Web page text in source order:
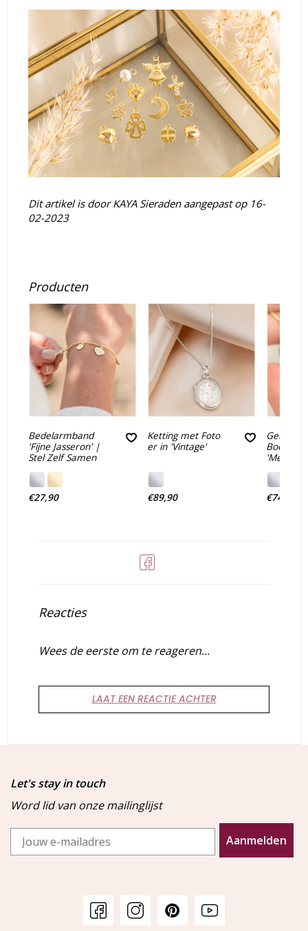
Dit artikel is door KAYA Sieraden aangepast op 16-
02-2023
Producten
Bedelarmband
'Fijne Jasseron' |
Stel Zelf Samen
€27,90
Ketting met Foto
er in 'Vintage'
€89,90
Boeket
€74,90
Reacties
Wees de eerste om te reageren...
LAAT EEN REACTIE ACHTER
Let's stay in touch
Word lid van onze mailinglijst
Email
Aanmelden